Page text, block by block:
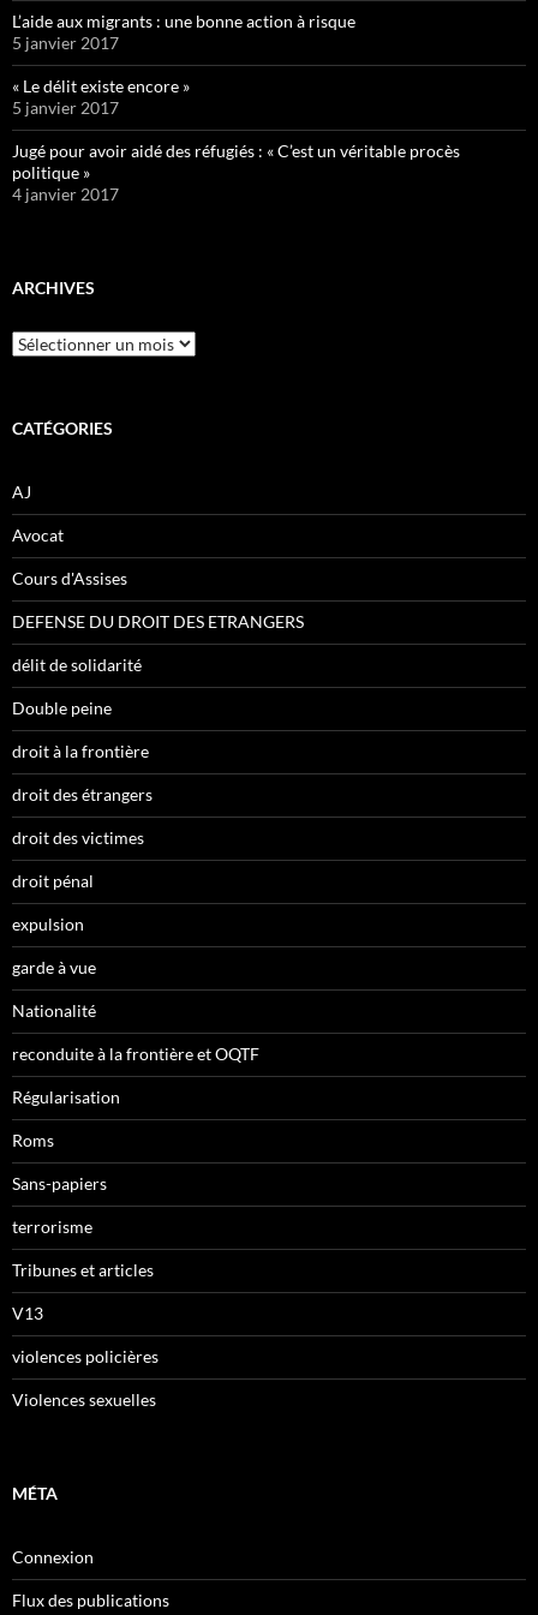
L’aide aux migrants : une bonne action à risque
5 janvier 2017
« Le délit existe encore »
5 janvier 2017
Jugé pour avoir aidé des réfugiés : « C’est un véritable procès
politique »
4 janvier 2017
ARCHIVES
Archives
CATÉGORIES
AJ
Avocat
Cours d'Assises
DEFENSE DU DROIT DES ETRANGERS
délit de solidarité
Double peine
droit à la frontière
droit des étrangers
droit des victimes
droit pénal
expulsion
garde à vue
Nationalité
reconduite à la frontière et OQTF
Régularisation
Roms
Sans-papiers
terrorisme
Tribunes et articles
V13
violences policières
Violences sexuelles
MÉTA
Connexion
Flux des publications